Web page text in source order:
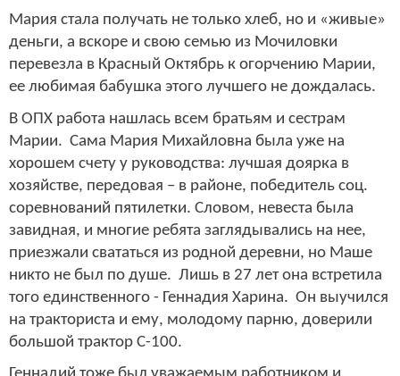
Мария стала получать не только хлеб, но и «живые»
деньги, а вскоре и свою семью из Мочиловки
перевезла в Красный Октябрь к огорчению Марии,
ее любимая бабушка этого лучшего не дождалась.
В ОПХ работа нашлась всем братьям и сестрам
Марии. Сама Мария Михайловна была уже на
хорошем счету у руководства: лучшая доярка в
хозяйстве, передовая – в районе, победитель соц.
соревнований пятилетки. Словом, невеста была
завидная, и многие ребята заглядывались на нее,
приезжали свататься из родной деревни, но Маше
никто не был по душе. Лишь в 27 лет она встретила
того единственного - Геннадия Харина. Он выучился
на тракториста и ему, молодому парню, доверили
большой трактор С-100.